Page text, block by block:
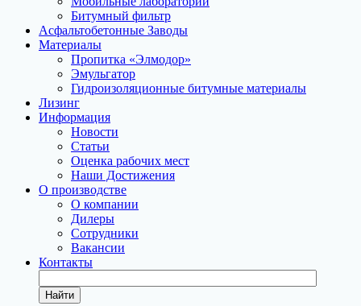
Битумный фильтр
Асфальтобетонные Заводы
Материалы
Пропитка «Элмодор»
Эмульгатор
Гидроизоляционные битумные материалы
Лизинг
Информация
Новости
Статьи
Оценка рабочих мест
Наши Достижения
О производстве
О компании
Дилеры
Сотрудники
Вакансии
Контакты
Найти